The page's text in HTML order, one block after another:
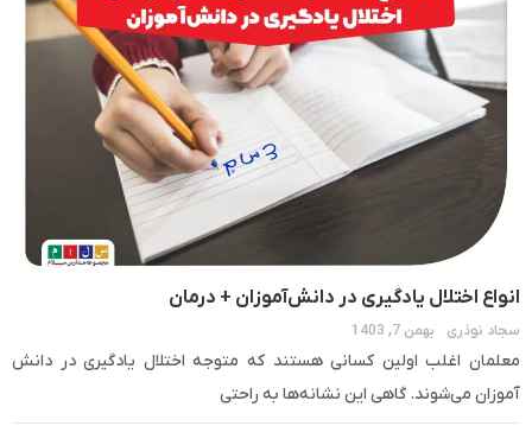
انواع اختلال یادگیری در دانش‌آموزان + درمان
سجاد نوذری بهمن 7, 1403
معلمان اغلب اولین کسانی هستند که متوجه اختلال یادگیری در دانش‌
آموزان می‌شوند. گاهی این نشانه‌ها به راحتی